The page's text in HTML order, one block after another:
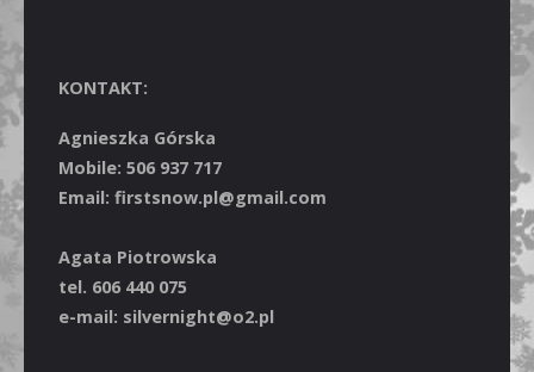
KONTAKT:
Agnieszka Górska
Mobile: 506 937 717
Email: firstsnow.pl@gmail.com
Agata Piotrowska
tel. 606 440 075
e-mail: silvernight@o2.pl